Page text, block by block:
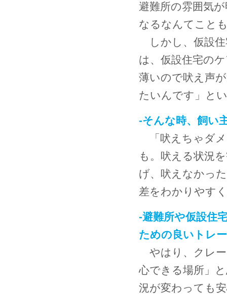
避難所の雰囲気
なるなんてこと
しかし、仮設住
は、仮設住宅の
薄いので吠え声
たいんです」と
-そんな時、飼い
「吠えちゃダメ
も。吠える状況
げ、吠えなかっ
差をわかりやす
-避難所や仮設住
ための良いトレ
やはり、クレー
心できる場所」
況が変わっても